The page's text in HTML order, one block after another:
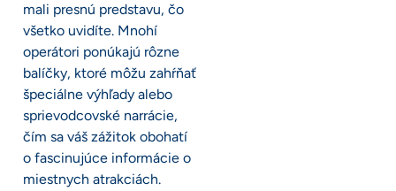
mali presnú predstavu, čo
všetko uvidíte. Mnohí
operátori ponúkajú rôzne
balíčky, ktoré môžu zahŕňať
špeciálne výhľady alebo
sprievodcovské narrácie,
čím sa váš zážitok obohatí
o fascinujúce informácie o
miestnych atrakciách.